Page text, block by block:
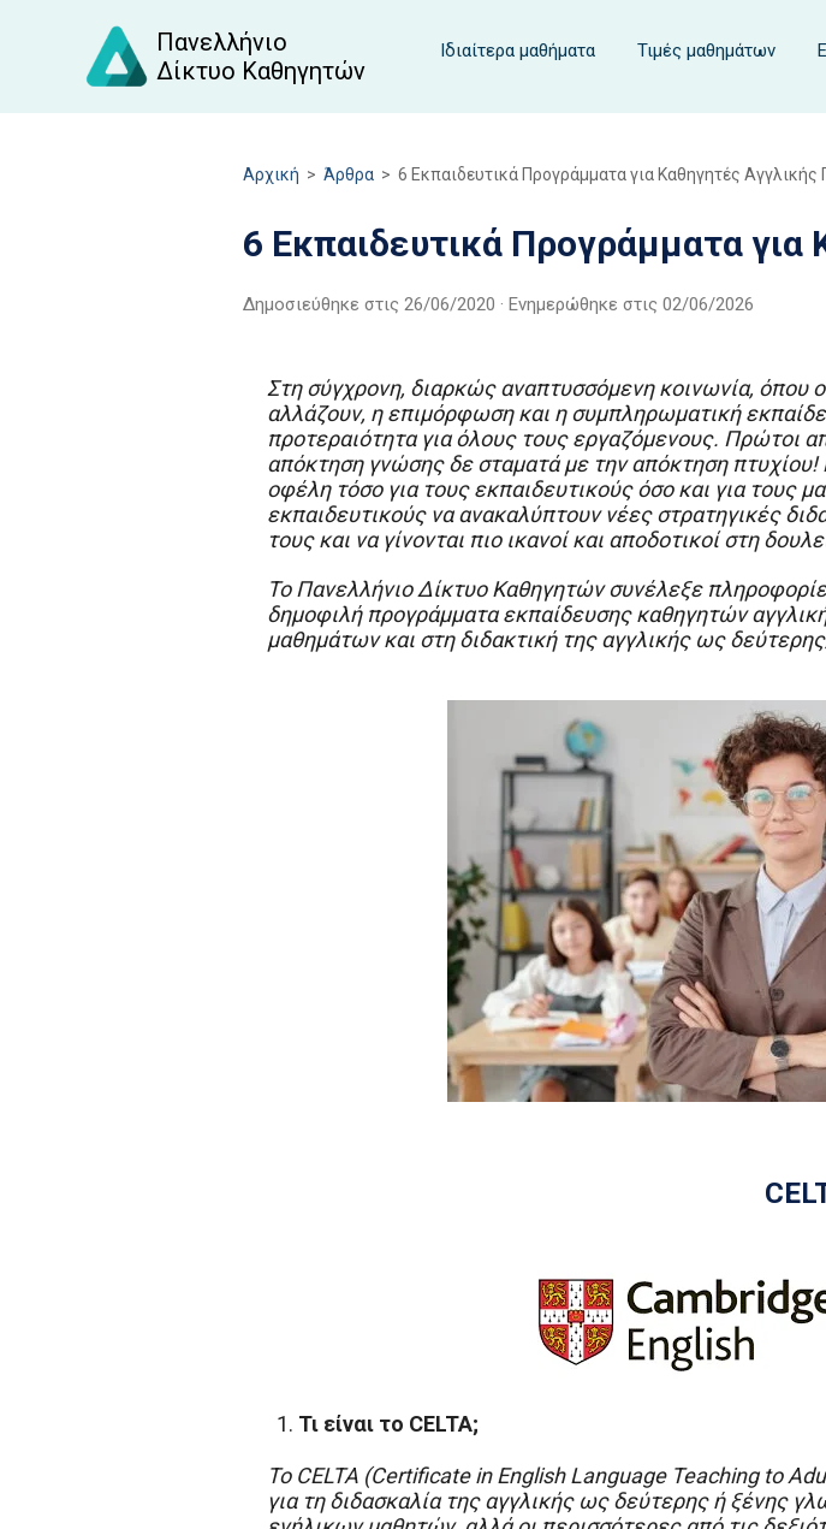
Πανελλήνιο
Δίκτυο Καθηγητών
Ιδιαίτερα μαθήματα Τιμές μαθημάτων
Αρχική > Άρθρα > 6 Εκπαιδευτικά Προγράμματα για Καθηγητές
6 Εκπαιδευτικά Προγράμματα
Δημοσιεύθηκε στις 26/06/2020 · Ενημερώθηκε στις 02/06/2026
Στη σύγχρονη, διαρκώς αναπτυσσόμενη κοινωνία, όπου
αλλάζουν, η επιμόρφωση και η συμπληρωματική
προτεραιότητα για όλους τους εργαζόμενους. Πρώτοι
απόκτηση γνώσης δε σταματά με την απόκτηση πτυχίου!
οφέλη τόσο για τους εκπαιδευτικούς όσο και για τους
εκπαιδευτικούς να ανακαλύπτουν νέες στρατηγικές
τους και να γίνονται πιο ικανοί και αποδοτικοί στη
Το Πανελλήνιο Δίκτυο Καθηγητών συνέλεξε
δημοφιλή προγράμματα εκπαίδευσης καθηγητών
μαθημάτων και στη διδακτική της αγγλικής ως
Τι είναι το CELTA;
Το CELTA (Certificate in English Language Teaching to
για τη διδασκαλία της αγγλικής ως δεύτερης ή ξένης